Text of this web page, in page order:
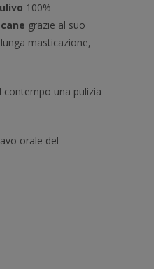
100%
cane grazie al suo
masticazione,
contempo una pulizia
orale del